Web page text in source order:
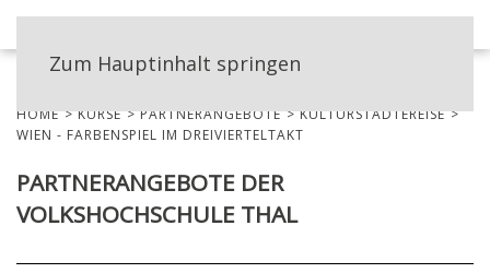
Zum Hauptinhalt springen
HOME KURSE PARTNERANGEBOTE
KULTURSTÄDTEREISE
WIEN - FARBENSPIEL IM DREIVIERTELTAKT
PARTNERANGEBOTE DER
VOLKSHOCHSCHULE THAL